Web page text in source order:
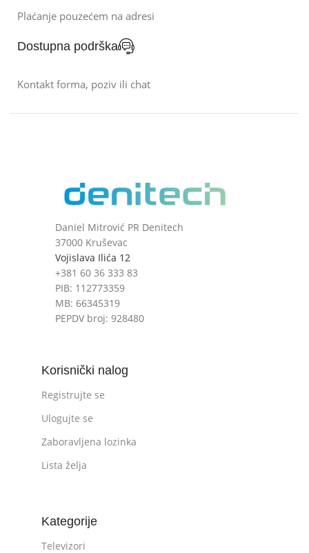
Plaćanje pouzećem na adresi
Dostupna podrška
Kontakt forma, poziv ili chat
Daniel Mitrović PR Denitech
37000 Kruševac
Vojislava Ilića 12
+381 60 36 333 83
PIB: 112773359
MB: 66345319
PEPDV broj: 928480
Korisnički nalog
Registrujte se
Ulogujte se
Zaboravljena lozinka
Lista želja
Kategorije
Televizori